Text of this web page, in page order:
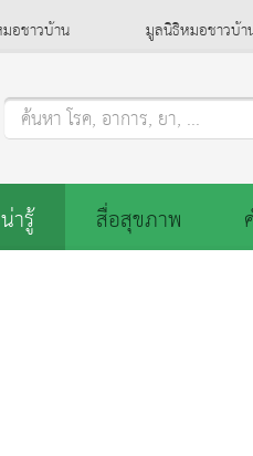
อชาวบ้าน มูลนิธิหมอชาวบ้า
ค้นหา โรค, อาการ, ยา, ...
ารู้ สื่อสุขภาพ